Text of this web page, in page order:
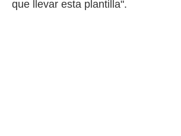
que llevar esta plantilla".